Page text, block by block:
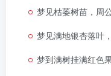
梦见枯萎树苗，周
梦见满地银杏落叶
梦到满树挂满红色